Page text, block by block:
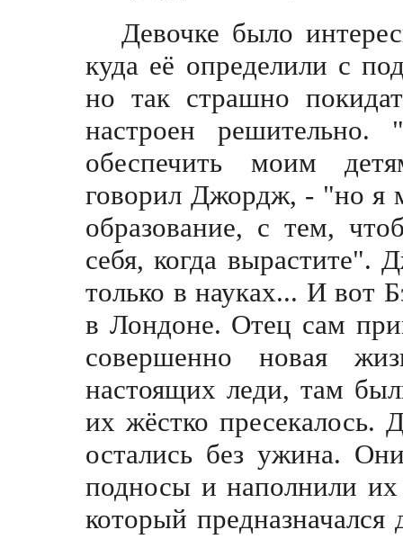
Девочке было
куда её определили с
но так страшно
настроен
обеспечить моим
говорил Джордж, - "но я
образование, с тем,
себя, когда
только в науках... И вот
в Лондоне. Отец сам
совершенно новая
настоящих леди, там
их жёстко пресекалось.
остались без ужина.
подносы и наполнили
который